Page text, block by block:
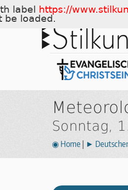
Sonntag,
◉ Home ►
label
https://
be loaded.